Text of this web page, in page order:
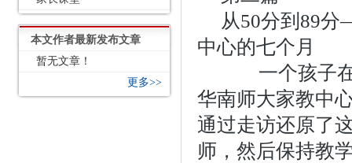
本文作者最新发布文章
暂无文章！
更多>>
从50分到89
中心的七个月
一个孩子在
华南师大家教中
通过走访还原了
师，然后保持教